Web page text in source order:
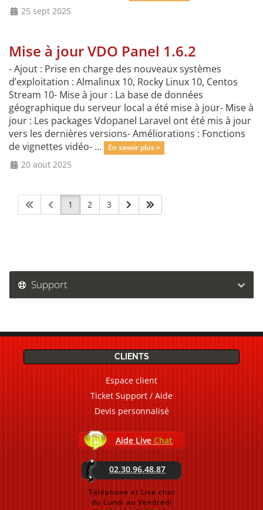
25 sept 2025
Mise à jour VDO Panel 1.6.2
- Ajout : Prise en charge des nouveaux systèmes
d’exploitation : Almalinux 10, Rocky Linux 10, Centos
Stream 10- Mise à jour : La base de données
géographique du serveur local a été mise à jour- Mise à
jour : Les packages Vdopanel Laravel ont été mis à jour
vers les dernières versions- Améliorations : Fonctions
de vignettes vidéo- ...
En savoir plus »
20 aout 2025
1 2 3
Support
CLIENTS
Espace client
Ticket Support / Aide
Devis personnalisé
Aide Live Chat
02.30.96.48.87
Téléphone et Live chat
du Lundi au Vendredi